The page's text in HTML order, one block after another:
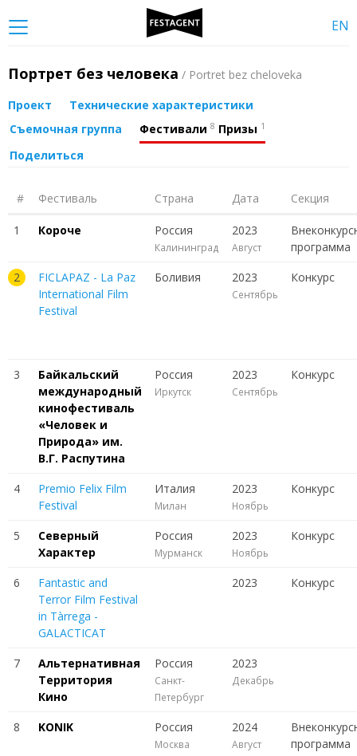
EN
Портрет без человека / Portret bez cheloveka
Проект
Технические характеристики
Съемочная группа
Фестивали 8 Призы 1
Поделиться
# Фестиваль Страна Дата Секция
1 Короче Россия
Калининград
2023
Август
программа
2
FICLAPAZ - La Paz
International Film
Festival
Боливия 2023
Сентябрь
Конкурс
3
Байкальский
международный
кинофестиваль
«Человек и
Природа» им.
В.Г. Распутина
Россия
Иркутск
2023
Сентябрь
Конкурс
4
Premio Felix Film
Festival
Италия
Милан
2023
Ноябрь
Конкурс
5
Северный
Характер
Россия
Мурманск
2023
Ноябрь
Конкурс
6
Fantastic and
Terror Film Festival
in Tàrrega -
GALACTICAT
2023 Конкурс
7
Альтернативная
Территория
Кино
Россия
Санкт-
Петербург
2023
Декабрь
8 KONIK Россия
Москва
2024
Август
программа